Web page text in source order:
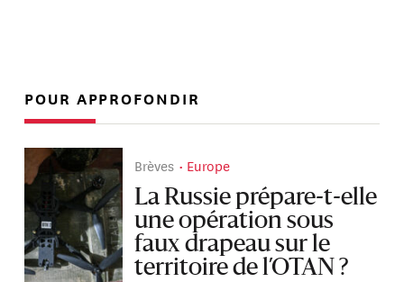
POUR APPROFONDIR
Brèves Europe
La Russie prépare-t-elle
une opération sous
faux drapeau sur le
territoire de l’OTAN ?